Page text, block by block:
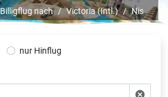
Billigflug nach Victoria (Intl.) Nis
nur Hinflug